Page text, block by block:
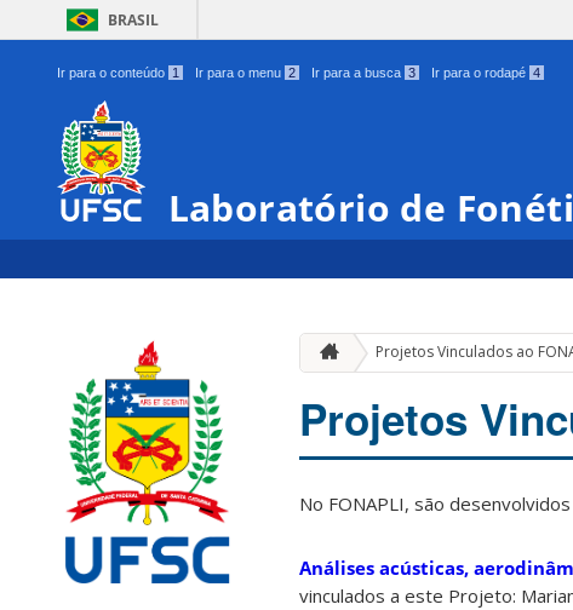
BRASIL
Ir para o conteúdo 1 Ir para o menu 2 Ir para a busca 3 Ir para o rodapé 4
Laboratório de
Projetos Vinculados ao
Projetos
No FONAPLI, são
Análises acústicas,
vinculados a este Projeto: